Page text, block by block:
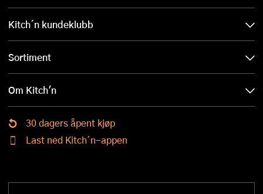
Kitch´n kundeklubb
Sortiment
Om Kitch'n
30 dagers åpent kjøp
Last ned Kitch´n-appen